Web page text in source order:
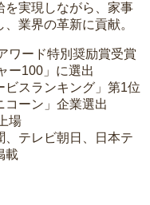
を実現しながら、家事
業界の革新に貢献。
ード特別奨励賞受賞
ー100」に選出
スランキング」第1位
ーン」企業選出
場
、テレビ朝日、日本テ
載